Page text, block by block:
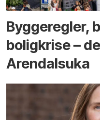
Bygge­regler,
bolig­krise –
Arendals­uka